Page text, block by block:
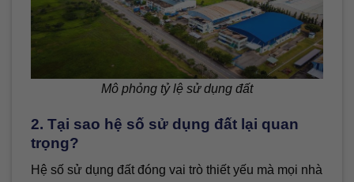
Mô phỏng tỷ lệ sử dụng đất
2. Tại sao hệ số sử dụng đất lại quan
trọng?
Hệ số sử dụng đất đóng vai trò thiết yếu mà mọi nhà